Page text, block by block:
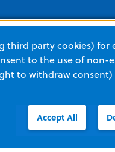
Catégories de
URGENCE
RCP automatisée
Thérapie de régulation
third party cookies) for
to the use of non-
to withdraw consent)
Accept All